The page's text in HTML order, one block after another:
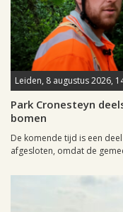
Leiden, 8 augustus 2026,
Park Cronesteyn
bomen
De komende tijd is een
afgesloten, omdat de